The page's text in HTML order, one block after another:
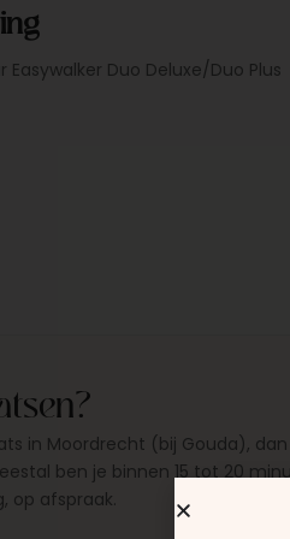
Easywalker Duo Deluxe/Duo Plus
in Moordrecht (bij Gouda),
ben je binnen 15 tot 20
op afspraak.